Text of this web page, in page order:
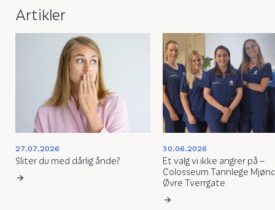
Artikler
27.07.2026
Sliter du med dårlig ånde?
30.06.2026
Et valg vi ikke angrer på –
Colosseum Tannlege
Øvre Tverrgate